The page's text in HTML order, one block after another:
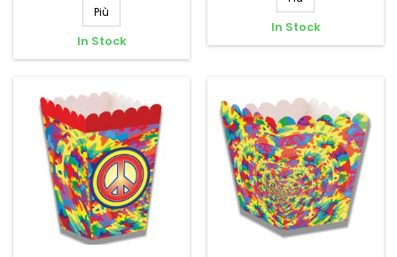
Più
In Stock
In Stock